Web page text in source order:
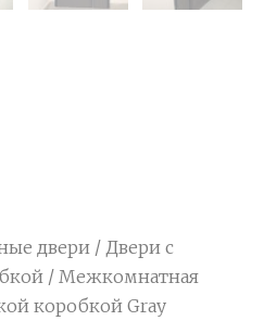
двери / Двери с
/ Межкомнатная
коробкой Gray